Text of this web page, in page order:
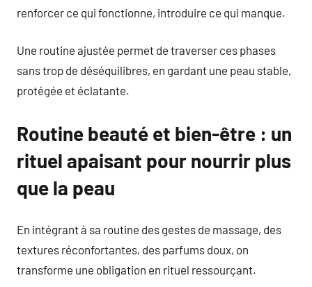
renforcer ce qui fonctionne, introduire ce qui manque.
Une routine ajustée permet de traverser ces phases
sans trop de déséquilibres, en gardant une peau stable,
protégée et éclatante.
Routine beauté et bien-être : un
rituel apaisant pour nourrir plus
que la peau
En intégrant à sa routine des gestes de massage, des
textures réconfortantes, des parfums doux, on
transforme une obligation en rituel ressourçant.